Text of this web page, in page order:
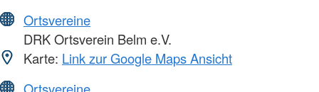
Ortsvereine
DRK Ortsverein Belm e.V.
Karte: Link zur Google Maps Ansicht